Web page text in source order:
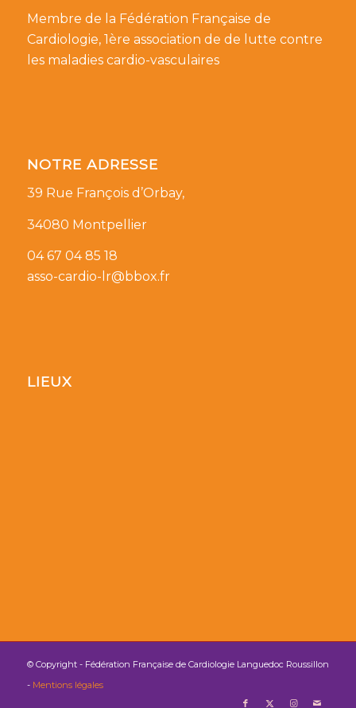
Membre de la Fédération Française de
Cardiologie, 1ère association de de lutte contre
les maladies cardio-vasculaires
NOTRE ADRESSE
39 Rue François d’Orbay,
34080 Montpellier
04 67 04 85 18
asso-cardio-lr@bbox.fr
LIEUX
© Copyright - Fédération Française de Cardiologie Languedoc Roussillon
- Mentions légales